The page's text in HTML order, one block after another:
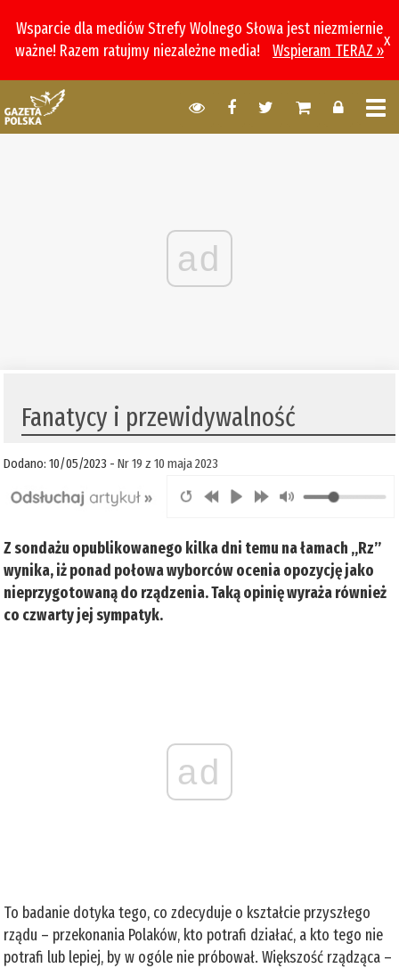
Wsparcie dla mediów Strefy Wolnego Słowa jest niezmiernie
ważne! Razem ratujmy niezależne media!
Wspieram TERAZ »
x
ad
Fanatycy i przewidywalność
Dodano: 10/05/2023 -Nr 19 z 10 maja 2023
Z sondażu opublikowanego kilka dni temu na łamach „Rz”
wynika, iż ponad połowa wyborców ocenia opozycję jako
nieprzygotowaną do rządzenia. Taką opinię wyraża również
co czwarty jej sympatyk.
ad
To badanie dotyka tego, co zdecyduje o kształcie przyszłego
rządu – przekonania Polaków, kto potrafi działać, a kto tego nie
potrafi lub lepiej, by w ogóle nie próbował. Większość rządząca –